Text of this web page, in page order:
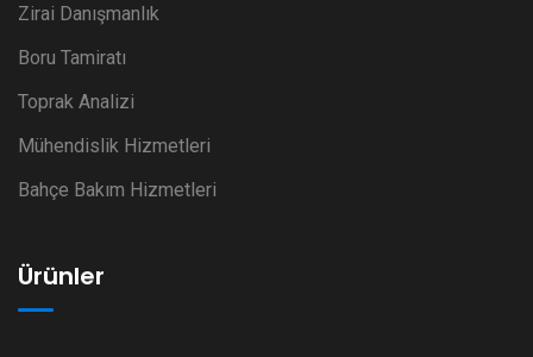
Zirai Danışmanlık
Boru Tamiratı
Toprak Analizi
Mühendislik Hizmetleri
Bahçe Bakım Hizmetleri
Ürünler